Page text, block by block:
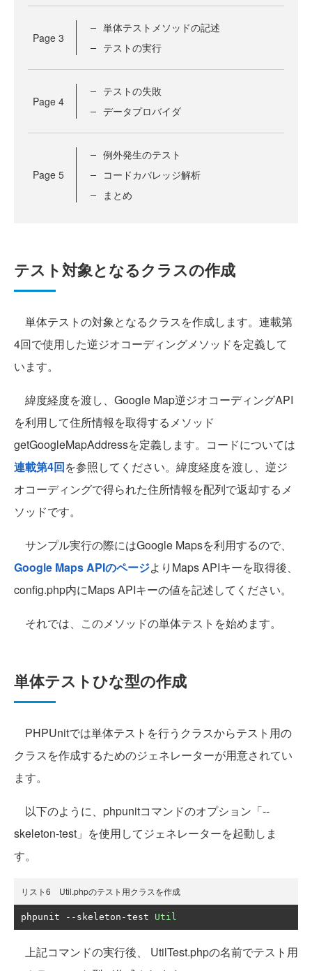
Page 3
単体テストメソッドの記述
テストの実行
Page 4
テストの失敗
データプロバイダ
Page 5
例外発生のテスト
コードカバレッジ解析
まとめ
テスト対象となるクラスの作成
単体テストの対象となるクラスを作成します。連載第
4回で使用した逆ジオコーディングメソッドを定義して
います。
緯度経度を渡し、Google Map逆ジオコーディングAPI
を利用して住所情報を取得するメソッド
getGoogleMapAddressを定義します。コードについては
連載第4回を参照してください。緯度経度を渡し、逆ジ
オコーディングで得られた住所情報を配列で返却するメ
ソッドです。
サンプル実行の際にはGoogle Mapsを利用するので、
Google Maps APIのページよりMaps APIキーを取得後、
config.php内にMaps APIキーの値を記述してください。
それでは、このメソッドの単体テストを始めます。
単体テストひな型の作成
PHPUnitでは単体テストを行うクラスからテスト用の
クラスを作成するためのジェネレーターが用意されてい
ます。
以下のように、phpunitコマンドのオプション「--
skeleton-test」を使用してジェネレーターを起動しま
す。
リスト6 Util.phpのテスト用クラスを作成
phpunit -- skeleton -test Util
上記コマンドの実行後、 UtilTest.phpの名前でテスト用